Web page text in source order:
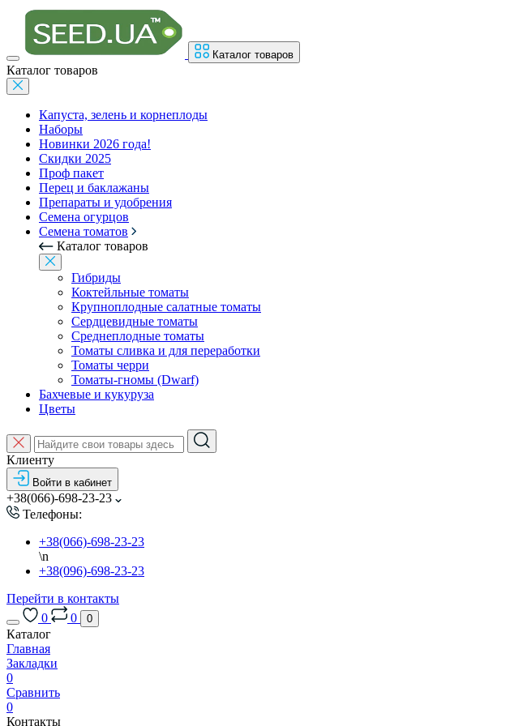
Каталог товаров
Каталог товаров
Капуста, зелень и корнеплоды
Наборы
Новинки 2026 года!
Скидки 2025
Проф пакет
Перец и баклажаны
Препараты и удобрения
Семена огурцов
Семена томатов
Каталог товаров
Гибриды
Коктейльные томаты
Крупноплодные салатные томаты
Сердцевидные томаты
Среднеплодные томаты
Томаты сливка и для переработки
Томаты черри
Томаты-гномы (Dwarf)
Бахчевые и кукуруза
Цветы
Клиенту
Войти в кабинет
+38(066)-698-23-23
Телефоны:
+38(066)-698-23-23
\n
+38(096)-698-23-23
Перейти в контакты
0
0 0
Каталог
Главная
Закладки
0
Сравнить
0
Контакты